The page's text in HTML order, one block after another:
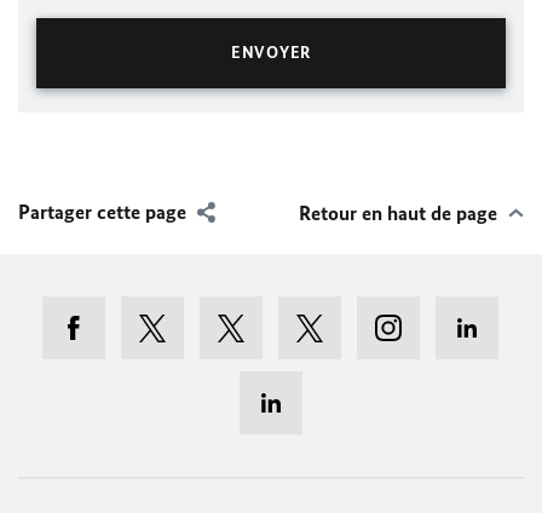
Partager cette page Retour en haut de page